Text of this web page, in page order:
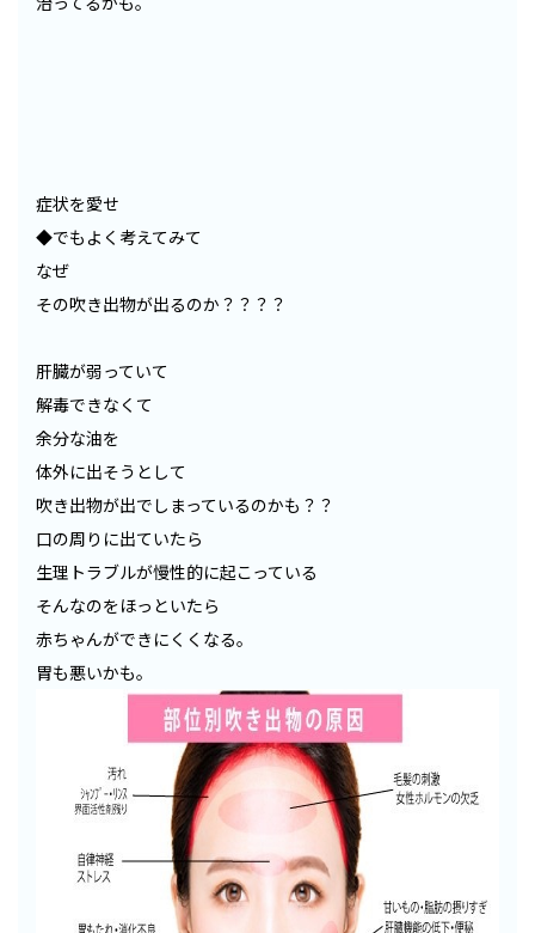
症状を愛せ
◆でもよく考えてみて
なぜ
その吹き出物が出るのか？？？？
肝臓が弱っていて
解毒できなくて
余分な油を
体外に出そうとして
吹き出物が出でしまっているのかも？？
口の周りに出ていたら
生理トラブルが慢性的に起こっている
そんなのをほっといたら
赤ちゃんができにくくなる。
胃も悪いかも。